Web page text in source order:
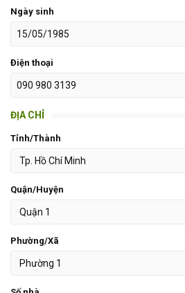
Ngày sinh
Điện thoại
ĐỊA CHỈ
Tỉnh/Thành
Quận/Huyện
Phường/Xã